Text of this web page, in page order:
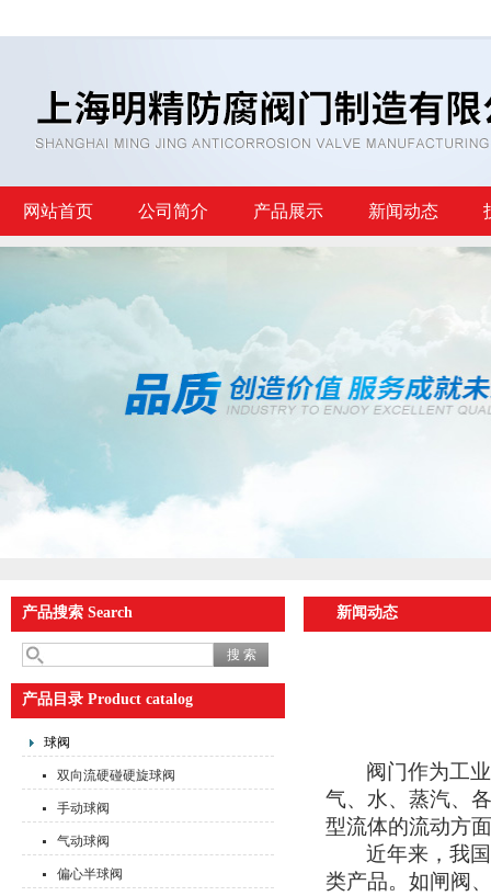
网站首页 公司简介 产品展示 新闻动态
产品搜索 Search
产品目录 Product catalog
球阀
双向流硬碰硬旋球阀
手动球阀
气动球阀
偏心半球阀
新闻动态
阀门作为工
气、水、蒸汽、
型流体的流动方
近年来，我
类产品。如闸阀